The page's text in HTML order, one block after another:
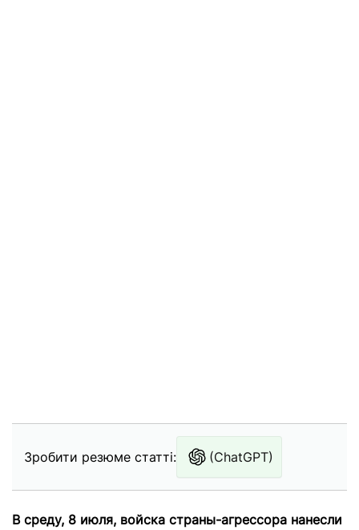
Зробити резюме статті: (ChatGPT)
В среду, 8 июля, войска страны-агрессора нанесли